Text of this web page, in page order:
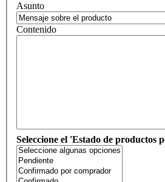
Asunto
Contenido
Seleccione el 'Estado de productos